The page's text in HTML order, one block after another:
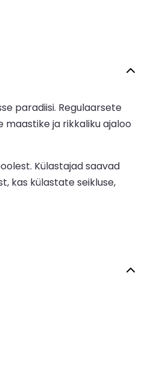
paradiisi. Regulaarsete
ja rikkaliku ajaloo
Külastajad saavad
kas külastate seikluse,